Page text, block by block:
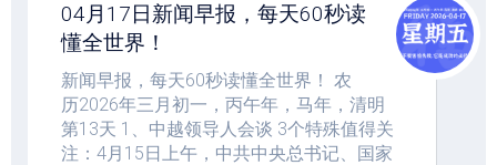
04月17日新闻早报，每天60秒读
懂全世界！
新闻早报，每天60秒读懂全世界！ 农
历2026年三月初一，丙午年，马年，清明
第13天 1、中越领导人会谈 3个特殊值得关
注：4月15日上午，中共中央总书记、国家